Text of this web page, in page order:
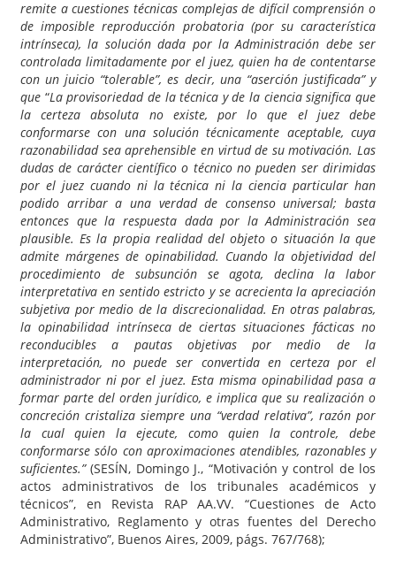
remite a cuestiones técnicas complejas de difícil comprensión o
de imposible reproducción probatoria (por su característica
intrínseca), la solución dada por la Administración debe ser
controlada limitadamente por el juez, quien ha de contentarse
con un juicio “tolerable”, es decir, una “aserción justificada” y
que “La provisoriedad de la técnica y de la ciencia significa que
la certeza absoluta no existe, por lo que el juez debe
conformarse con una solución técnicamente aceptable, cuya
razonabilidad sea aprehensible en virtud de su motivación. Las
dudas de carácter científico o técnico no pueden ser dirimidas
por el juez cuando ni la técnica ni la ciencia particular han
podido arribar a una verdad de consenso universal; basta
entonces que la respuesta dada por la Administración sea
plausible. Es la propia realidad del objeto o situación la que
admite márgenes de opinabilidad. Cuando la objetividad del
procedimiento de subsunción se agota, declina la labor
interpretativa en sentido estricto y se acrecienta la apreciación
subjetiva por medio de la discrecionalidad. En otras palabras,
la opinabilidad intrínseca de ciertas situaciones fácticas no
reconducibles a pautas objetivas por medio de la
interpretación, no puede ser convertida en certeza por el
administrador ni por el juez. Esta misma opinabilidad pasa a
formar parte del orden jurídico, e implica que su realización o
concreción cristaliza siempre una “verdad relativa”, razón por
la cual quien la ejecute, como quien la controle, debe
conformarse sólo con aproximaciones atendibles, razonables y
suficientes.”(SESÍN, Domingo J., “Motivación y control de los
actos administrativos de los tribunales académicos y
técnicos”, en Revista RAP AA.VV. “Cuestiones de Acto
Administrativo, Reglamento y otras fuentes del Derecho
Administrativo”, Buenos Aires, 2009, págs. 767/768);